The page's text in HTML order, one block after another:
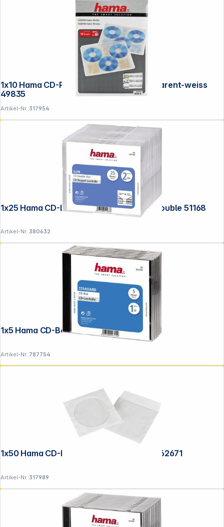
1x10 Hama CD-ROM-Index-Hüllen transparent-weiss
49835
Artikel-Nr.:317954
1x25 Hama CD-Leerhülle CD-Box- Slim Double 51168
Artikel-Nr.:380632
1x5 Hama CD-Box Jewel-Case 44744
Artikel-Nr.:787754
1x50 Hama CD-ROM-Papierhüllen weiss 62671
Artikel-Nr.:317989